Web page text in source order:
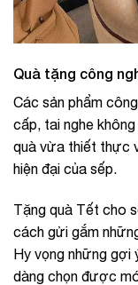
Quà tặng công
Các sản phẩm
cấp, tai nghe
quà vừa thiết thực
hiện đại của sếp.
Tặng quà Tết cho
cách gửi gắm
Hy vọng những gợi
dàng chọn được